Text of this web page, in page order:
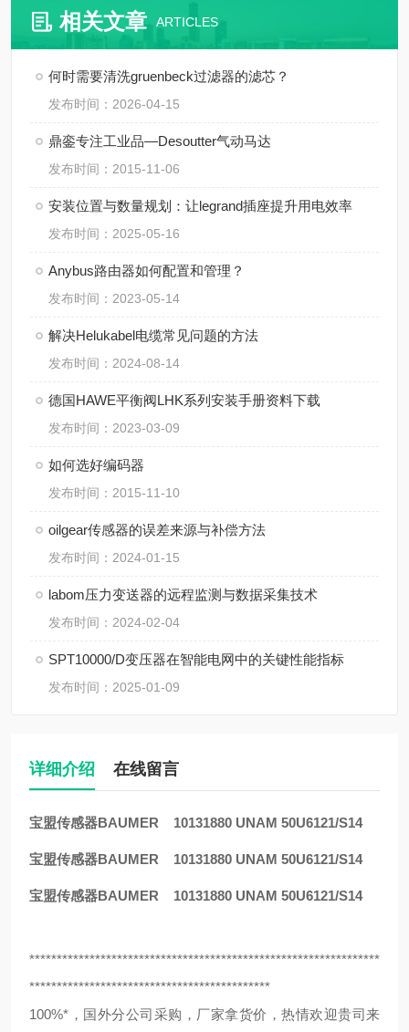
相关文章 ARTICLES
何时需要清洗gruenbeck过滤器的滤芯？
发布时间：2026-04-15
鼎銮专注工业品—Desoutter气动马达
发布时间：2015-11-06
安装位置与数量规划：让legrand插座提升用电效率
发布时间：2025-05-16
Anybus路由器如何配置和管理？
发布时间：2023-05-14
解决Helukabel电缆常见问题的方法
发布时间：2024-08-14
德国HAWE平衡阀LHK系列安装手册资料下载
发布时间：2023-03-09
如何选好编码器
发布时间：2015-11-10
oilgear传感器的误差来源与补偿方法
发布时间：2024-01-15
labom压力变送器的远程监测与数据采集技术
发布时间：2024-02-04
SPT10000/D变压器在智能电网中的关键性能指标
发布时间：2025-01-09
详细介绍 在线留言
宝盟传感器BAUMER 10131880 UNAM 50U6121/S14
宝盟传感器BAUMER 10131880 UNAM 50U6121/S14
宝盟传感器BAUMER 10131880 UNAM 50U6121/S14
****************************************************************
********************************************
100%*，国外分公司采购，厂家拿货价，热情欢迎贵司来